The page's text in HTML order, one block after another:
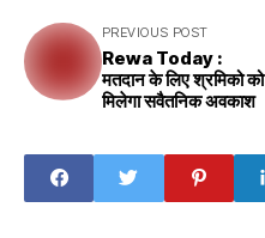
PREVIOUS POST
Rewa Today :
मतदान के लिए श्रमिको को
मिलेगा सवैतनिक अवकाश